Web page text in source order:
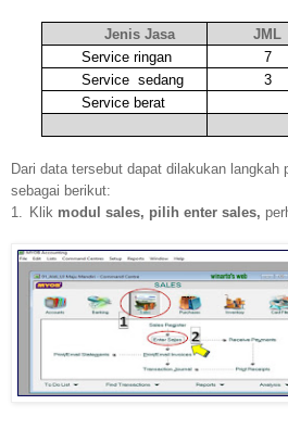
Jenis Jasa JML
Service ringan
7
Service sedang 3
Service berat
Dari data tersebut dapat dilakukan langkah
sebagai berikut:
1.
Klik modul sales, pilih enter sales,